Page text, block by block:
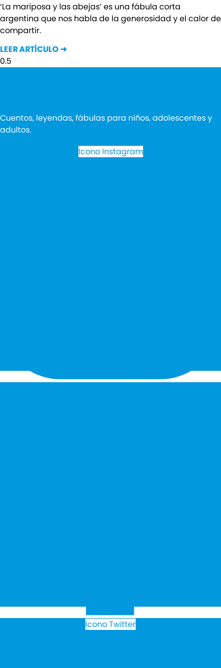
‘La mariposa y las abejas’ es una fábula corta
argentina que nos habla de la generosidad y el calor de
compartir.
LEER ARTÍCULO ➜
Cuentos, leyendas, fábulas para niños, adolescentes y
adultos.
Icono Instagram
Icono Twitter